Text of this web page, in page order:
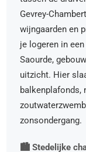
Gevrey-
wijngaarden en
je logeren in
Saourde,
uitzicht. Hier
balkenplafonds,
zonsondergang.
🏙️ Stedelijke